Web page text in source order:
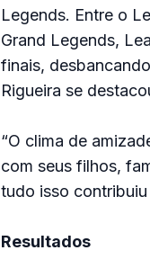
Legends. Entre o
Grand Legends,
finais,
Rigueira se
“O clima de
com seus filhos,
tudo isso
Resultados